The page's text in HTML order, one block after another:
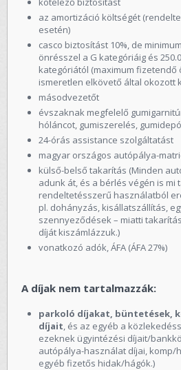
az amortizáció költségét
esetén)
casco biztosítást 10%, de
önrésszel a G kategóriáig és
kategóriától (maximum fizetendő
ismeretlen elkövető által okozott
másodvezetőt
évszaknak megfelelő
hóláncot, gumiszerelés, gumidepó
24-órás assistance szolgáltatást
magyar országos autópálya-
külső-belső takarítás (Minden
adunk át, és a bérlés végén is mi
rendeltetésszerű használatból
pl. dohányzás, kisállatszállítás,
szennyeződések – miatti
díját kiszámlázzuk.)
vonatkozó adók, ÁFA (ÁFA 27%)
A díjak nem tartalmazzák:
parkoló díjakat, büntetések,
díjait, és az egyéb a
ezeknek ügyintézési díjait/
autópálya-használat díjai, komp/
egyéb fizetős hidak/hágók.)